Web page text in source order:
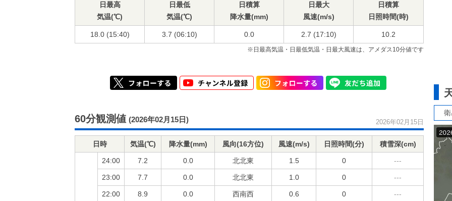
日最高
気温(℃)
日最低
気温(℃)
日積算
降水量(mm)
日最大
風速(m/s)
日積算
日照時間(時)
18.0 (15:40) 3.7 (06:10) 0.0 2.7 (17:10) 10.2
※日最高気温・日最低気温・日最大風速は、アメダス10分値です
60分観測値 (2026年02月15日) 2026年02月15日
日時 気温(℃) 降水量(mm) 風向(16方位) 風速(m/s) 日照時間(分) 積雪深(cm)
24:00 7.2 0.0 北北東 1.5 0 ---
23:00 7.7 0.0 北北東 1.0 0 ---
22:00 8.9 0.0 西南西 0.6 0 ---